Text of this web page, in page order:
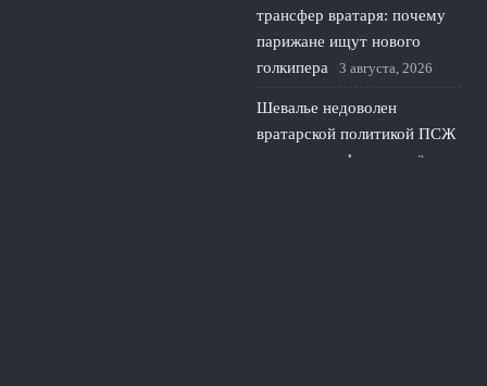
трансфер вратаря: почему
парижане ищут нового
голкипера
3 августа, 2026
Шевалье недоволен
вратарской политикой ПСЖ
и грозит конфликтом
2